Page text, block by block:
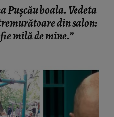
Pușcău boala. Vedeta
din salon:
milă de mine.”